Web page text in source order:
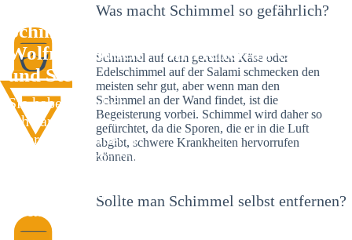
Schimmelexperte in
Wolfratshausen – Ihr Helfer an Ort
und Stelle
Sie haben kürzlich
schwarze Flecken an
Ihrer Wand entdeckt?
Schlechte Nachrichten:
Schimmelbefall in
Was macht Schimmel so gefährlich?
Schimmel auf dem gereiften Käse oder
Edelschimmel auf der Salami schmecken den
meisten sehr gut, aber wenn man den
Schimmel an der Wand findet, ist die
Begeisterung vorbei. Schimmel wird daher so
gefürchtet, da die Sporen, die er in die Luft
abgibt, schwere Krankheiten hervorrufen
können.
Sollte man Schimmel selbst entfernen?